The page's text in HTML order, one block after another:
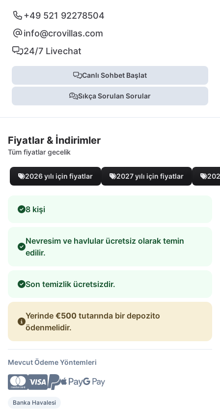
+49 521 92278504
info@crovillas.com
24/7 Livechat
Canlı Sohbet Başlat
Sıkça Sorulan Sorular
Fiyatlar & İndirimler
Tüm fiyatlar gecelik
2026 yılı için fiyatlar 2027 yılı için fiyatlar
8 kişi
Nevresim ve havlular ücretsiz olarak temin
edilir.
Son temizlik ücretsizdir.
Yerinde €500 tutarında bir depozito
ödenmelidir.
Mevcut Ödeme Yöntemleri
Banka Havalesi